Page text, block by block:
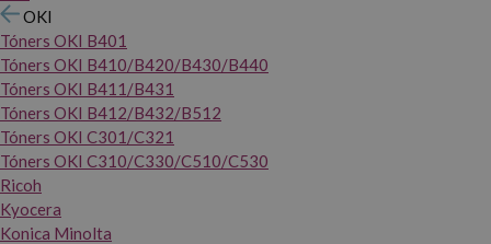
OKI
Tóners OKI B401
Tóners OKI B410/B420/B430/B440
Tóners OKI B411/B431
Tóners OKI B412/B432/B512
Tóners OKI C301/C321
Tóners OKI C310/C330/C510/C530
Ricoh
Kyocera
Konica Minolta